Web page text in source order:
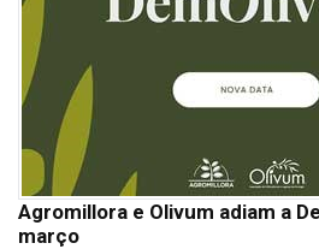
Agromillora e Olivum adiam a
março